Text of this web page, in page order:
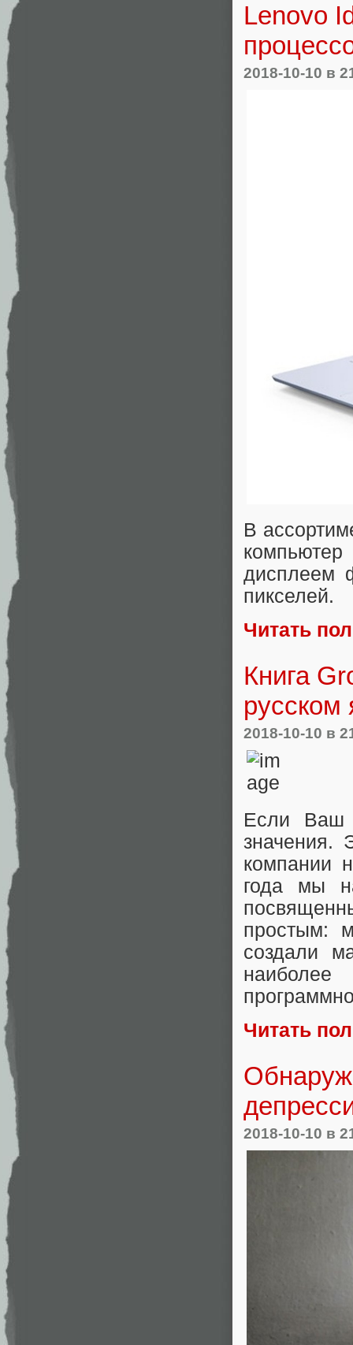
Lenovo
2018-10-10 в
В
дисплеем
пикселей.
Читать
Книга
русском
2018-10-10 в
Если Ваш
значения.
компании
года мы
простым:
создали
Читать
2018-10-10 в